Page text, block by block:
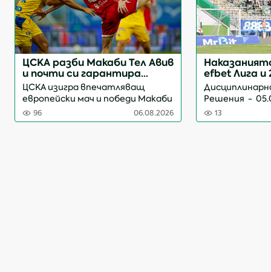
ЦСКА разби Макаби Тел Авив
и почти си гарантира
участие в основна фаза на
евротурнирите
ЦСКА изигра впечатляващ
европейски мач и победи Макаби
Тел Авив с категоричното 3:0 в
Батуми. „Червените“ напълно
96 06.08.2026
efbet Лига и
Втора лига
Решения -
кръг ППФЛ /
13